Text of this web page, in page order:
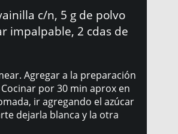
c/n, 5 g de polvo
impalpable, 2 cdas de
Agregar a la preparación
por 30 min aprox en
ir agregando el azúcar
dejarla blanca y la otra